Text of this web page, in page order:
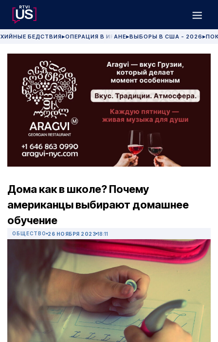
БЕДСТВИЯ▶ОПЕРАЦИЯ В ИРАНЕ▶ВЫБОРЫ В США - 2026 ▶
Дома как в школе? Почему
американцы выбирают домашнее
обучение
ОБЩЕСТВО 26 НОЯБРЯ 2023 18:11